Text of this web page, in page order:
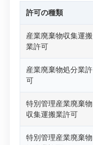
許可の種類
産業廃棄物収集運搬
業許可
産業廃棄物処分業許
可
特別管理産業廃棄物
収集運搬業許可
特別管理産業廃棄物